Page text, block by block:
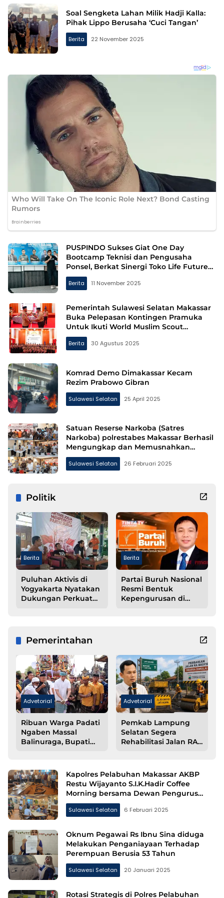
Soal Sengketa Lahan Milik Hadji Kalla:
Pihak Lippo Berusaha ‘Cuci Tangan’
Berita 22 November 2025
PUSPINDO Sukses Giat One Day
Bootcamp Teknisi dan Pengusaha
Ponsel, Berkat Sinergi Toko Life Future
Makassar dan Toko Planet 88 Gowa
Berita 11 November 2025
Pemerintah Sulawesi Selatan Makassar
Buka Pelepasan Kontingen Pramuka
Untuk Ikuti World Muslim Scout
Jamboree 2025
Berita 30 Agustus 2025
Komrad Demo Dimakassar Kecam
Rezim Prabowo Gibran
Sulawesi Selatan 25 April 2025
Satuan Reserse Narkoba (Satres
Narkoba) polrestabes Makassar Berhasil
Mengungkap dan Memusnahkan
Narkotika Jenis Sabu, Seberat 1,4 Kg
Sulawesi Selatan 26 Februari 2025
Politik
Berita
Puluhan Aktivis di
Yogyakarta Nyatakan
Dukungan Perkuat
Berita
Partai Buruh Nasional
Resmi Bentuk
Kepengurusan di
Pemerintahan
Advetorial
Ribuan Warga Padati
Ngaben Massal
Balinuraga, Bupati
Warisan Budaya
Advetorial
Pemkab Lampung
Selatan Segera
Rehabilitasi Jalan RA
Kapolres Pelabuhan Makassar AKBP
Restu Wijayanto S.I.K.Hadir Coffee
Morning bersama Dewan Pengurus
Cabang Indonesian
Sulawesi Selatan 6 Februari 2025
Oknum Pegawai Rs Ibnu Sina diduga
Melakukan Penganiayaan Terhadap
Perempuan Berusia 53 Tahun
Sulawesi Selatan 20 Januari 2025
Rotasi Strategis di Polres Pelabuhan